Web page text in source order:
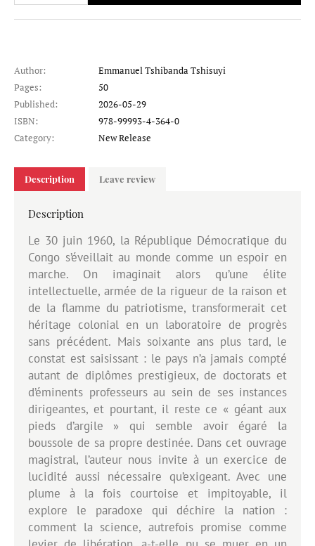
Author:
Emmanuel Tshibanda Tshisuyi
Pages:
50
Published:
2026-05-29
ISBN:
978-99993-4-364-0
Category:
New Release
Description Leave review
Description
Le 30 juin 1960, la République Démocratique du
Congo s’éveillait au monde comme un espoir en
marche. On imaginait alors qu’une élite
intellectuelle, armée de la rigueur de la raison et
de la flamme du patriotisme, transformerait cet
héritage colonial en un laboratoire de progrès
sans précédent. Mais soixante ans plus tard, le
constat est saisissant : le pays n’a jamais compté
autant de diplômes prestigieux, de doctorats et
d’éminents professeurs au sein de ses instances
dirigeantes, et pourtant, il reste ce « géant aux
pieds d’argile » qui semble avoir égaré la
boussole de sa propre destinée. Dans cet ouvrage
magistral, l’auteur nous invite à un exercice de
lucidité aussi nécessaire qu’exigeant. Avec une
plume à la fois courtoise et impitoyable, il
explore le paradoxe qui déchire la nation :
comment la science, autrefois promise comme